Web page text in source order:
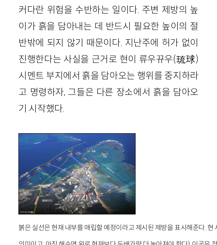
커다란 위험을 수반하는 일이다. 주변 제방의 높
이가 흙을 담아내는 데 반드시 필요한 높이의 절
반밖에 되지 않기 때문이다. 지난주에 허가 없이
진행한다는 사실을 근거로 현이 류우뀨우(琉球)
시멘트 부지에서 흙을 담아오는 행위를 중지하라
고 명령하자, 그들은 다른 장소에서 흙을 담아오
기 시작했다.
붉은 실선은 현재 내부를 매립할 예정이라고 제시된 제방을 표시해준다.